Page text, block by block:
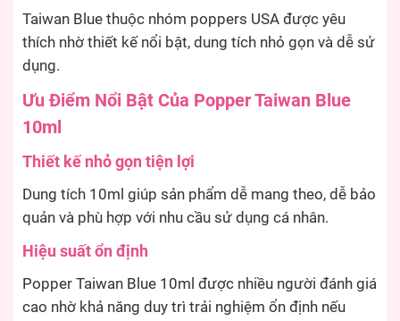
Taiwan Blue thuộc nhóm poppers USA được yêu
thích nhờ thiết kế nổi bật, dung tích nhỏ gọn và dễ sử
dụng.
Ưu Điểm Nổi Bật Của Popper Taiwan Blue
10ml
Thiết kế nhỏ gọn tiện lợi
Dung tích 10ml giúp sản phẩm dễ mang theo, dễ bảo
quản và phù hợp với nhu cầu sử dụng cá nhân.
Hiệu suất ổn định
Popper Taiwan Blue 10ml được nhiều người đánh giá
cao nhờ khả năng duy trì trải nghiệm ổn định nếu